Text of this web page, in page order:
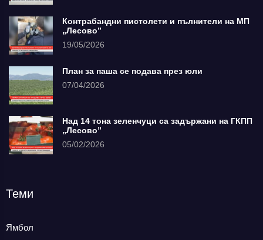
Контрабандни пистолети и пълнители на МП
„Лесово”
19/05/2026
План за паша се подава през юли
07/04/2026
Над 14 тона зеленчуци са задържани на ГКПП
„Лесово”
05/02/2026
Теми
Ямбол